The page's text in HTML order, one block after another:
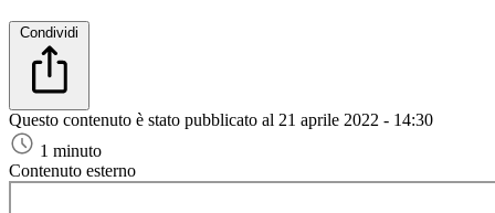
Condividi
Questo contenuto è stato pubblicato al 21 aprile 2022 - 14:30
1 minuto
Contenuto esterno